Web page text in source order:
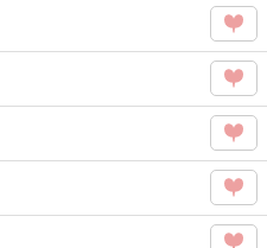
を
Like
タグ
を
Like
この
タグ
を
Like
この
タグ
を
Like
この
タグ
を
この